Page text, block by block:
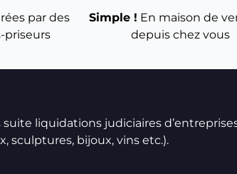
par des
priseurs
Simple ! En maison de
depuis chez vous
liquidations judiciaires
sculptures, bijoux, vins etc.).